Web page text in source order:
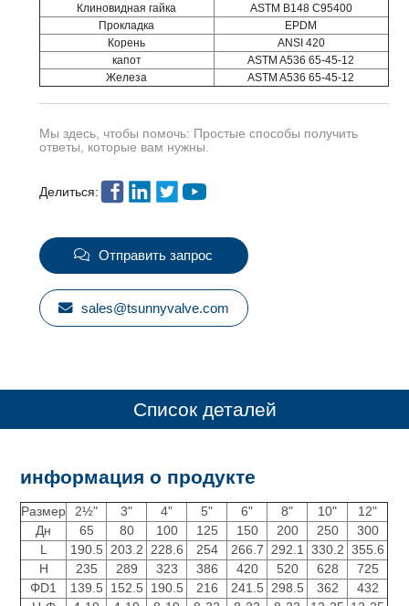
Клиновидная гайка
ASTM B148 C95400
Прокладка
EPDM
Корень
ANSI 420
капот
ASTM A536 65-45-12
Железа
ASTM A536 65-45-12
Мы здесь, чтобы помочь: Простые способы получить
ответы, которые вам нужны.
Делиться:
Отправить запрос
sales@tsunnyvalve.com
Список деталей
информация о продукте
Размер 2½" 3" 4" 5" 6" 8" 10"
12"
Дн
65 80 100 125 150 200 250
300
190.5 203.2 228.6 254 266.7 292.1 330.2 355.6
H
235 289 323 386 420 520 628
725
ΦD1
139.5 152.5 190.5 216 241.5 298.5 362
432